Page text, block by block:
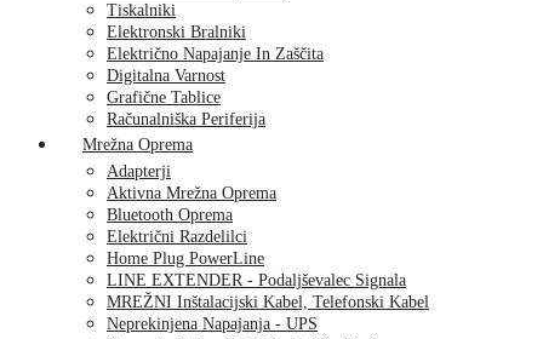
Tiskalniki
Elektronski Bralniki
Električno Napajanje In Zaščita
Digitalna Varnost
Grafične Tablice
Računalniška Periferija
Mrežna Oprema
Adapterji
Aktivna Mrežna Oprema
Bluetooth Oprema
Električni Razdelilci
Home Plug PowerLine
LINE EXTENDER - Podaljševalec Signala
MREŽNI Inštalacijski Kabel, Telefonski Kabel
Neprekinjena Napajanja - UPS